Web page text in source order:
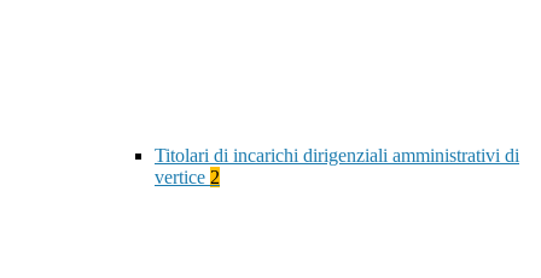
Titolari di incarichi dirigenziali amministrativi di
vertice 2